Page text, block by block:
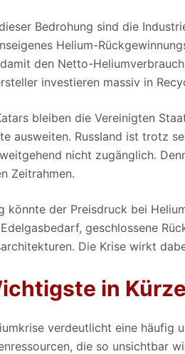
Bedrohung sind die
Helium-
den Netto-
investieren massiv in
bleiben die Vereinigten
ausweiten. Russland ist trotz
nicht zugänglich.
Zeitrahmen.
könnte der Preisdruck bei
geschlossene
Die Krise wirkt
in Kürze
verdeutlicht eine häufig
die so unsichtbar